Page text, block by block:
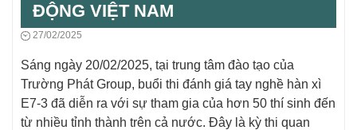
ĐỘNG VIỆT NAM
27/02/2025
Sáng ngày 20/02/2025, tại trung tâm đào tạo của
Trường Phát Group, buổi thi đánh giá tay nghề hàn xì
E7-3 đã diễn ra với sự tham gia của hơn 50 thí sinh đến
từ nhiều tỉnh thành trên cả nước. Đây là kỳ thi quan